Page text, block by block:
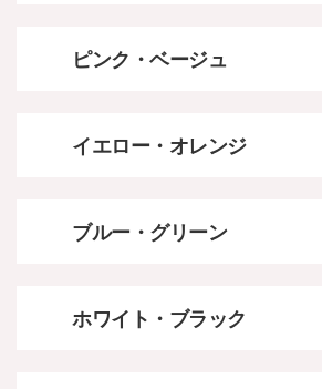
ピンク・ベージュ
イエロー・オレンジ
ブルー・グリーン
ホワイト・ブラック